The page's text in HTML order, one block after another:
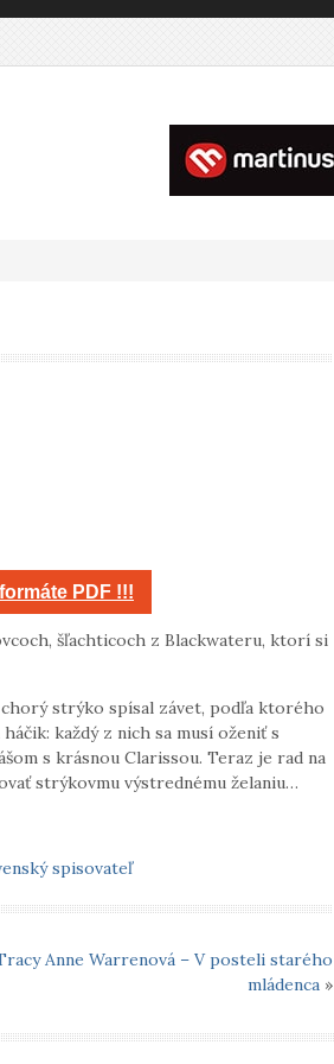
PDF !!!
šľachticoch z Blackwateru, ktorí si
chorý strýko spísal závet, podľa ktorého
každý z nich sa musí oženiť s
s krásnou Clarissou. Teraz je rad na
strýkovmu výstrednému želaniu…
spisovateľ
Anne Warrenová – V posteli starého
mládenca »